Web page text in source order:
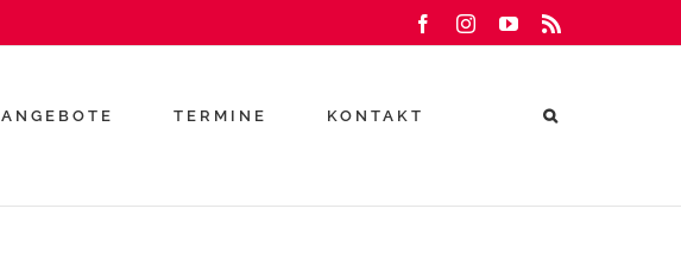
FacebookInstagramYouTube
ANGEBOTE TERMINE KONTAKT